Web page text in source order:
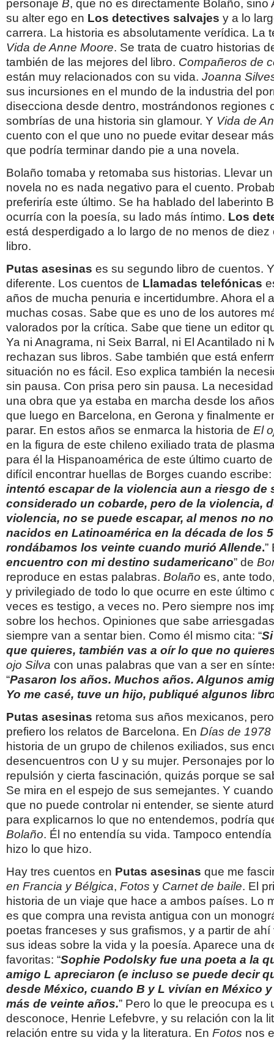
personaje B, que no es directamente Bolaño, sino
su alter ego en Los detectives salvajes y a lo
carrera. La historia es absolutamente verídica. La
Vida de Anne Moore. Se trata de cuatro historias
también de las mejores del libro. Compañeros de
están muy relacionados con su vida. Joanna
sus incursiones en el mundo de la industria del
disecciona desde dentro, mostrándonos regiones
sombrías de una historia sin glamour. Y Vida de
cuento con el que uno no puede evitar desear
que podría terminar dando pie a una novela.
Bolaño tomaba y retomaba sus historias. Llevar
novela no es nada negativo para el cuento.
preferiría este último. Se ha hablado del laberinto
ocurría con la poesía, su lado más íntimo. Los
está desperdigado a lo largo de no menos de
libro.
Putas asesinas es su segundo libro de cuentos.
diferente. Los cuentos de Llamadas telefónicas
años de mucha penuria e incertidumbre. Ahora el
muchas cosas. Sabe que es uno de los autores
valorados por la crítica. Sabe que tiene un editor
Ya ni Anagrama, ni Seix Barral, ni El Acantilado ni
rechazan sus libros. Sabe también que está
situación no es fácil. Eso explica también la
sin pausa. Con prisa pero sin pausa. La
una obra que ya estaba en marcha desde los
que luego en Barcelona, en Gerona y finalmente
parar. En estos años se enmarca la historia de El
en la figura de este chileno exiliado trata de
para él la Hispanoamérica de este último cuarto
difícil encontrar huellas de Borges cuando escribe:
intentó escapar de la violencia aun a riesgo de
considerado un cobarde, pero de la violencia,
violencia, no se puede escapar, al menos no
nacidos en Latinoamérica en la década de los
rondábamos los veinte cuando murió Allende.”
encuentro con mi destino sudamericano” de
reproduce en estas palabras. Bolaño es, ante
y privilegiado de todo lo que ocurre en este último
veces es testigo, a veces no. Pero siempre nos
sobre los hechos. Opiniones que sabe
siempre van a sentar bien. Como él mismo cita: “
que quieres, también vas a oír lo que no
ojo Silva con unas palabras que van a ser en
“Pasaron los años. Muchos años. Algunos
Yo me casé, tuve un hijo, publiqué algunos
Putas asesinas retoma sus años mexicanos,
prefiero los relatos de Barcelona. En Días de 1978
historia de un grupo de chilenos exiliados, sus
desencuentros con U y su mujer. Personajes por
repulsión y cierta fascinación, quizás porque se
Se mira en el espejo de sus semejantes. Y
que no puede controlar ni entender, se siente
para explicarnos lo que no entendemos, podría
Bolaño. Él no entendía su vida. Tampoco
hizo lo que hizo.
Hay tres cuentos en Putas asesinas que me
en Francia y Bélgica, Fotos y Carnet de baile. El
historia de un viaje que hace a ambos países. Lo
es que compra una revista antigua con un
poetas franceses y sus grafismos, y a partir de
sus ideas sobre la vida y la poesía. Aparece una
favoritas: “Sophie Podolsky fue una poeta a la
amigo L apreciaron (e incluso se puede decir
desde México, cuando B y L vivían en México
más de veinte años.” Pero lo que le preocupa es
desconoce, Henrie Lefebvre, y su relación con la
relación entre su vida y la literatura. En Fotos nos